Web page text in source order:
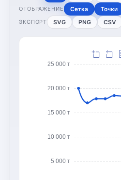
ОТОБРАЖЕНИЕ Сетка Точки
ЭКСПОРТ SVG PNG CSV
5 000 т
10 000 т
15 000 т
20 000 т
25 000 т